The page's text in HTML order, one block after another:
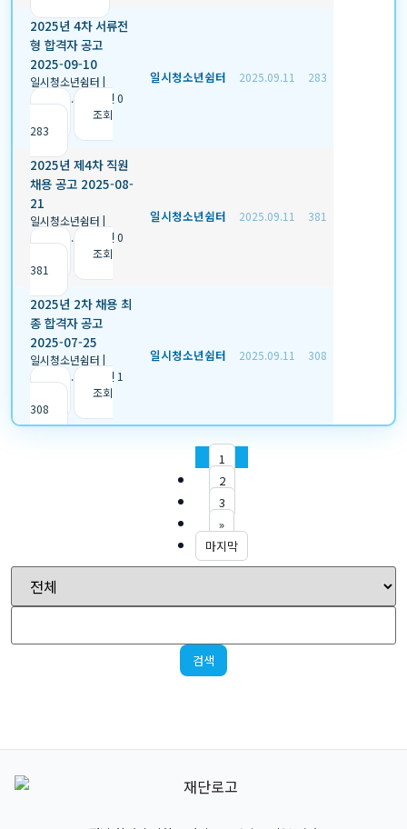
2025년 4차 서류전
형 합격자 공고
2025-09-10
일시청소년쉼터 |
2025.09.11
추천 0
조회
283
일시청소년쉼터 2025.09.11 283
2025년 제4차 직원
채용 공고 2025-08-
21
일시청소년쉼터 |
2025.09.11
추천 0
조회
381
일시청소년쉼터 2025.09.11 381
2025년 2차 채용 최
종 합격자 공고
2025-07-25
일시청소년쉼터 |
2025.09.11
추천 1
조회
308
일시청소년쉼터 2025.09.11 308
1
2
3
»
마지막
검색